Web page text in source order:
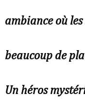
ambiance où
beaucoup de
Un héros